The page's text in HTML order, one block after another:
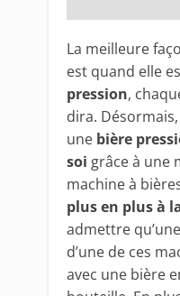
La meilleure
est quand elle
pression,
dira.
une bière
soi grâce à une
machine à
plus en plus à
admettre
d’une de ces
avec une bière